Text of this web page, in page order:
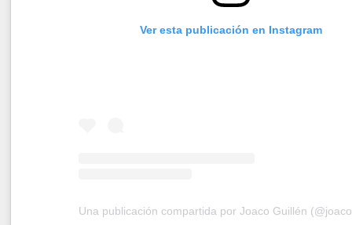
Ver esta publicación en Instagram